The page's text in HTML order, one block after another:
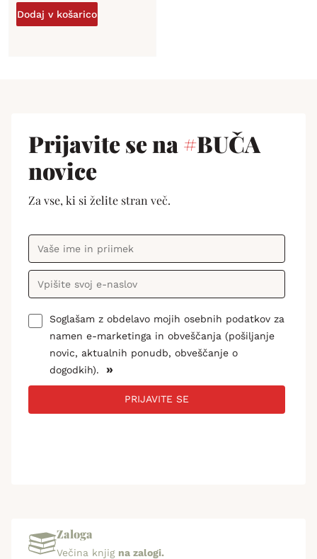
Dodaj v košarico
Prijavite se na#BUČA
novice
Za vse, ki si želite stran več.
Soglašam z obdelavo mojih osebnih podatkov za
namen e-marketinga in obveščanja (pošiljanje
novic, aktualnih ponudb, obveščanje o
dogodkih).
»
PRIJAVITE SE
Zaloga
Večina knjig na zalogi.